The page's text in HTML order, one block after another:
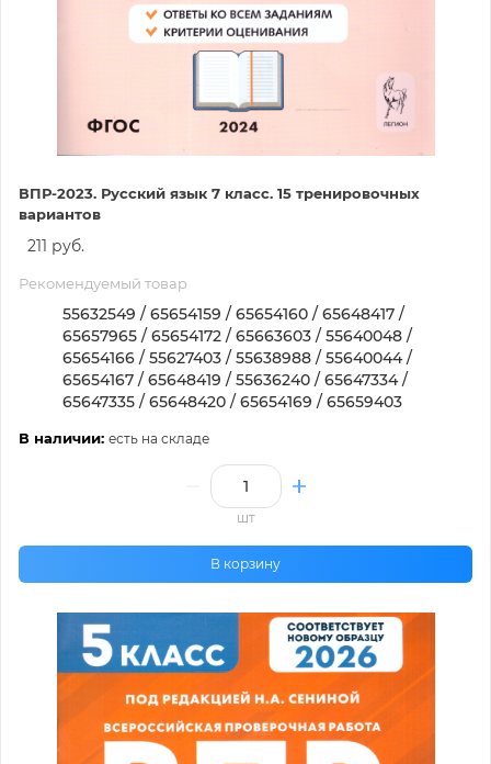
ВПР-2023. Русский язык 7 класс. 15 тренировочных
вариантов
211 руб.
Рекомендуемый товар
55632549 / 65654159 / 65654160 / 65648417 /
65657965 / 65654172 / 65663603 / 55640048 /
65654166 / 55627403 / 55638988 / 55640044 /
65654167 / 65648419 / 55636240 / 65647334 /
65647335 / 65648420 / 65654169 / 65659403
В наличии: есть на складе
шт
В корзину